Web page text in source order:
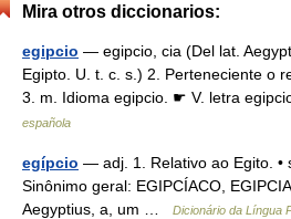
Mira otros diccionarios:
egipcio — egipcio, cia (Del lat.
Egipto. U. t. c. s.) 2. Perteneciente o
3. m. Idioma egipcio. ☛ V. letra
española
egípcio — adj. 1. Relativo ao Egito. •
Sinônimo geral: EGIPCÍACO,
Aegyptius, a, um …
Dicionário da Língua